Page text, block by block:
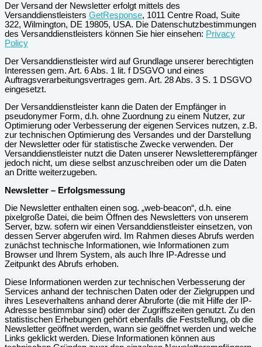
Der Versand der Newsletter erfolgt mittels des
Versanddienstleisters GetResponse, 1011 Centre Road, Suite
322, Wilmington, DE 19805, USA. Die Datenschutzbestimmungen
des Versanddienstleisters können Sie hier einsehen: Privacy
Policy
Der Versanddienstleister wird auf Grundlage unserer berechtigten
Interessen gem. Art. 6 Abs. 1 lit. f DSGVO und eines
Auftragsverarbeitungsvertrages gem. Art. 28 Abs. 3 S. 1 DSGVO
eingesetzt.
Der Versanddienstleister kann die Daten der Empfänger in
pseudonymer Form, d.h. ohne Zuordnung zu einem Nutzer, zur
Optimierung oder Verbesserung der eigenen Services nutzen, z.B.
zur technischen Optimierung des Versandes und der Darstellung
der Newsletter oder für statistische Zwecke verwenden. Der
Versanddienstleister nutzt die Daten unserer Newsletterempfänger
jedoch nicht, um diese selbst anzuschreiben oder um die Daten
an Dritte weiterzugeben.
Newsletter – Erfolgsmessung
Die Newsletter enthalten einen sog. „web-beacon“, d.h. eine
pixelgroße Datei, die beim Öffnen des Newsletters von unserem
Server, bzw. sofern wir einen Versanddienstleister einsetzen, von
dessen Server abgerufen wird. Im Rahmen dieses Abrufs werden
zunächst technische Informationen, wie Informationen zum
Browser und Ihrem System, als auch Ihre IP-Adresse und
Zeitpunkt des Abrufs erhoben.
Diese Informationen werden zur technischen Verbesserung der
Services anhand der technischen Daten oder der Zielgruppen und
ihres Leseverhaltens anhand derer Abruforte (die mit Hilfe der IP-
Adresse bestimmbar sind) oder der Zugriffszeiten genutzt. Zu den
statistischen Erhebungen gehört ebenfalls die Feststellung, ob die
Newsletter geöffnet werden, wann sie geöffnet werden und welche
Links geklickt werden. Diese Informationen können aus